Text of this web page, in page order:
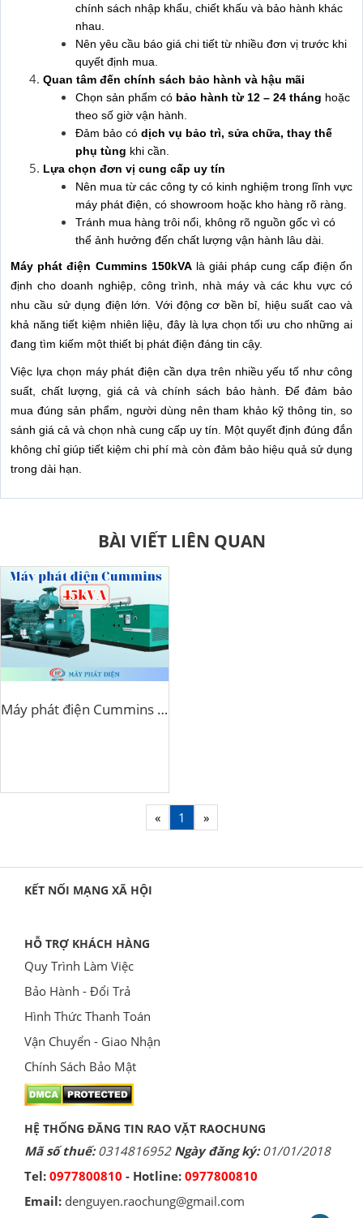
chính sách nhập khẩu, chiết khấu và bảo hành khác
nhau.
Nên yêu cầu báo giá chi tiết từ nhiều đơn vị trước khi
quyết định mua.
Quan tâm đến chính sách bảo hành và hậu mãi
Chọn sản phẩm có bảo hành từ 12 – 24 tháng hoặc
theo số giờ vận hành.
Đảm bảo có dịch vụ bảo trì, sửa chữa, thay thế
phụ tùng khi cần.
Lựa chọn đơn vị cung cấp uy tín
Nên mua từ các công ty có kinh nghiệm trong lĩnh vực
máy phát điện, có showroom hoặc kho hàng rõ ràng.
Tránh mua hàng trôi nổi, không rõ nguồn gốc vì có
thể ảnh hưởng đến chất lượng vận hành lâu dài.
Máy phát điện Cummins 150kVAlà giải pháp cung cấp điện ổn
định cho doanh nghiệp, công trình, nhà máy và các khu vực có
nhu cầu sử dụng điện lớn. Với động cơ bền bỉ, hiệu suất cao và
khả năng tiết kiệm nhiên liệu, đây là lựa chọn tối ưu cho những ai
đang tìm kiếm một thiết bị phát điện đáng tin cậy.
Việc lựa chọn máy phát điện cần dựa trên nhiều yếu tố như công
suất, chất lượng, giá cả và chính sách bảo hành. Để đảm bảo
mua đúng sản phẩm, người dùng nên tham khảo kỹ thông tin, so
sánh giá cả và chọn nhà cung cấp uy tín. Một quyết định đúng đắn
không chỉ giúp tiết kiệm chi phí mà còn đảm bảo hiệu quả sử dụng
trong dài hạn.
BÀI VIẾT LIÊN QUAN
Máy phát điện Cummins 45kva
« 1 »
KẾT NỐI MẠNG XÃ HỘI
HỖ TRỢ KHÁCH HÀNG
Quy Trình Làm Việc
Bảo Hành - Đổi Trả
Hình Thức Thanh Toán
Vận Chuyển - Giao Nhận
Chính Sách Bảo Mật
HỆ THỐNG ĐĂNG TIN RAO VẶT RAOCHUNG
Mã số thuế:0314816952Ngày đăng ký:01/01/2018
Tel: 0977800810 - Hotline: 0977800810
Email: denguyen.raochung@gmail.com